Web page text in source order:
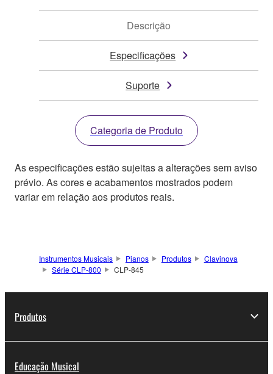
Descrição
Especificações
Suporte
Categoria de Produto
As especificações estão sujeitas a alterações sem aviso
prévio. As cores e acabamentos mostrados podem
variar em relação aos produtos reais.
Instrumentos Musicais Pianos Produtos
Clavinova
Série CLP-800
CLP-845
Produtos
Educação Musical